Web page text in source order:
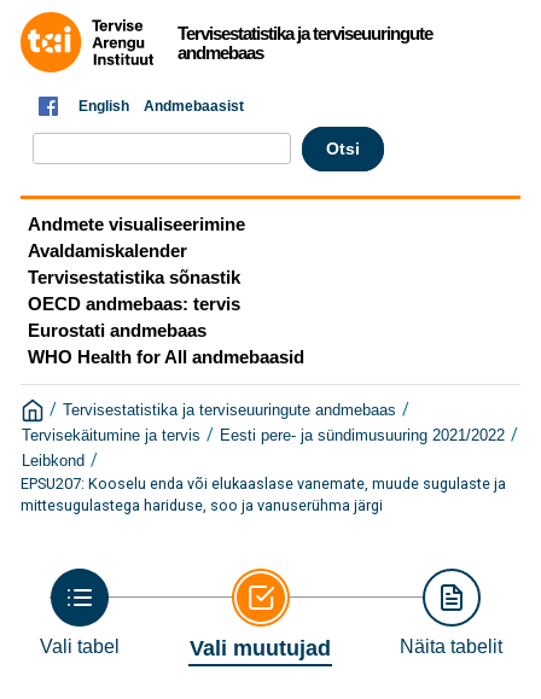
Tervisestatistika ja terviseuuringute
andmebaas
English Andmebaasist
Andmete visualiseerimine
Avaldamiskalender
Tervisestatistika sõnastik
OECD andmebaas: tervis
Eurostati andmebaas
WHO Health for All andmebaasid
/ Tervisestatistika ja terviseuuringute andmebaas /
Tervisekäitumine ja tervis / Eesti pere- ja sündimusuuring 2021/2022 /
Leibkond /
EPSU207: Kooselu enda või elukaaslase vanemate, muude sugulaste ja
mittesugulastega hariduse, soo ja vanuserühma järgi
Vali tabel Vali muutujad Näita tabelit